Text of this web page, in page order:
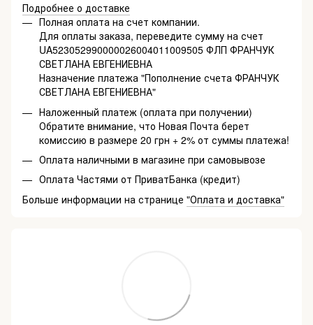
Подробнее о доставке
Полная оплата на счет компании.
Для оплаты заказа, переведите сумму на счет
UA523052990000026004011009505 ФЛП ФРАНЧУК
СВЕТЛАНА ЕВГЕНИЕВНА
Назначение платежа "Пополнение счета ФРАНЧУК
СВЕТЛАНА ЕВГЕНИЕВНА"
Наложенный платеж (оплата при получении)
Обратите внимание, что Новая Почта берет
комиссию в размере 20 грн + 2% от суммы платежа!
Оплата наличными в магазине при самовывозе
Оплата Частями от ПриватБанка (кредит)
Больше информации на странице "Оплата и доставка"